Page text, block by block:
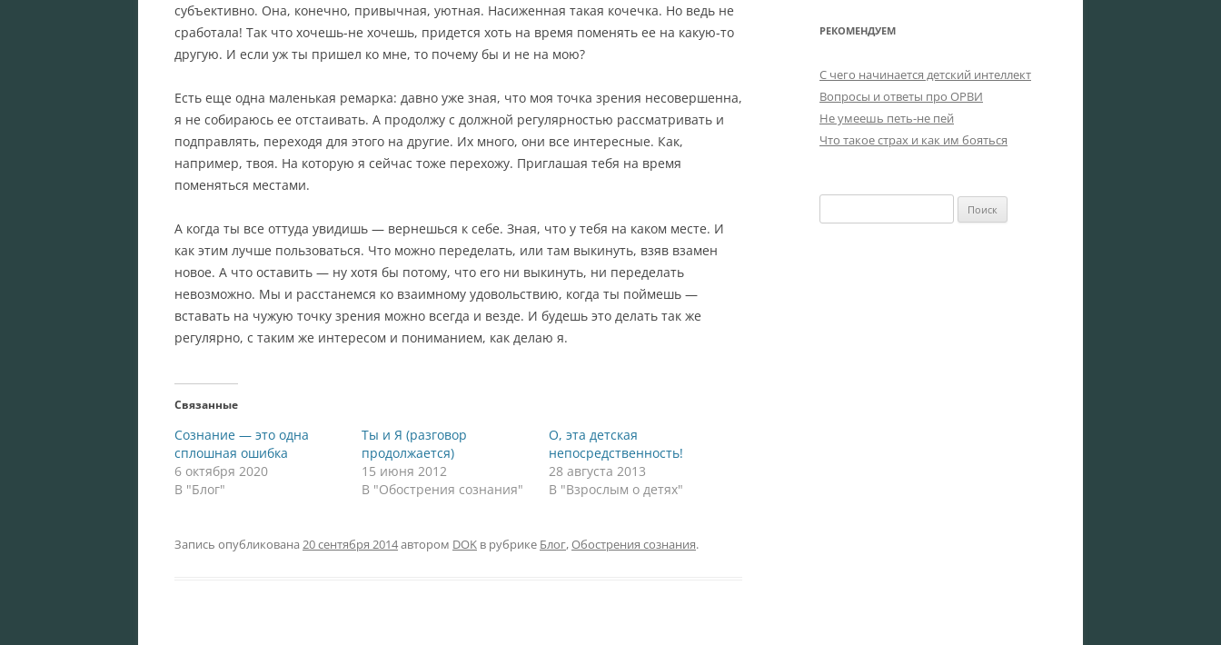
субъективно. Она, конечно, привычная, уютная. Насиженная такая кочечка. Но ведь не
сработала! Так что хочешь-не хочешь, придется хоть на время поменять ее на какую-то
другую. И если уж ты пришел ко мне, то почему бы и не на мою?
Есть еще одна маленькая ремарка: давно уже зная, что моя точка зрения несовершенна,
я не собираюсь ее отстаивать. А продолжу с должной регулярностью рассматривать и
подправлять, переходя для этого на другие. Их много, они все интересные. Как,
например, твоя. На которую я сейчас тоже перехожу. Приглашая тебя на время
поменяться местами.
А когда ты все оттуда увидишь — вернешься к себе. Зная, что у тебя на каком месте. И
как этим лучше пользоваться. Что можно переделать, или там выкинуть, взяв взамен
новое. А что оставить — ну хотя бы потому, что его ни выкинуть, ни переделать
невозможно. Мы и расстанемся ко взаимному удовольствию, когда ты поймешь —
вставать на чужую точку зрения можно всегда и везде. И будешь это делать так же
регулярно, с таким же интересом и пониманием, как делаю я.
Связанные
Сознание — это одна
сплошная ошибка
6 октября 2020
В "Блог"
Ты и Я (разговор
продолжается)
15 июня 2012
В "Обострения сознания"
О, эта детская
непосредственность!
28 августа 2013
В "Взрослым о детях"
Запись опубликована 20 сентября 2014автором DOK в рубрике Блог,Обострения сознания.
РЕКОМЕНДУЕМ
C чего начинается детский интеллект
Вопросы и ответы про ОРВИ
Не умеешь петь-не пей
Что такое страх и как им бояться